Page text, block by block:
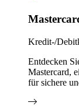
Kredit-/
Entdecken
Mastercard,
für sichere